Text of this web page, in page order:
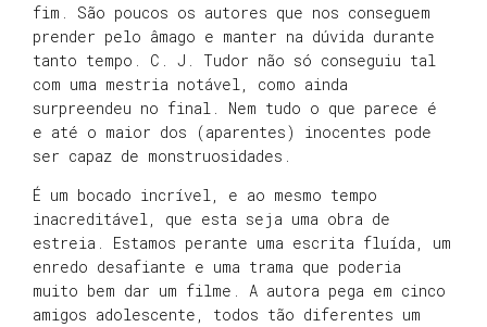
fim. São poucos os autores que nos conseguem
prender pelo âmago e manter na dúvida durante
tanto tempo. C. J. Tudor não só conseguiu tal
com uma mestria notável, como ainda
surpreendeu no final. Nem tudo o que parece é
e até o maior dos (aparentes) inocentes pode
ser capaz de monstruosidades.
É um bocado incrível, e ao mesmo tempo
inacreditável, que esta seja uma obra de
estreia. Estamos perante uma escrita fluída, um
enredo desafiante e uma trama que poderia
muito bem dar um filme. A autora pega em cinco
amigos adolescente, todos tão diferentes um